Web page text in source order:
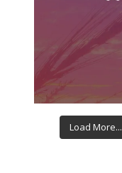
Load More...